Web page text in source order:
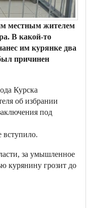
местным жителем
В какой-то
им курянке два
причинен
Курска
об избрании
под
вступило.
за умышленное
курянину грозит до